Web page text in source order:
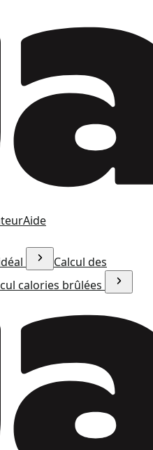
Aide
Calcul des
calories brûlées